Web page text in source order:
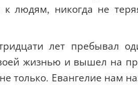
людям, никогда не
лет пребывал
жизнью и вышел на
только. Евангелие нам